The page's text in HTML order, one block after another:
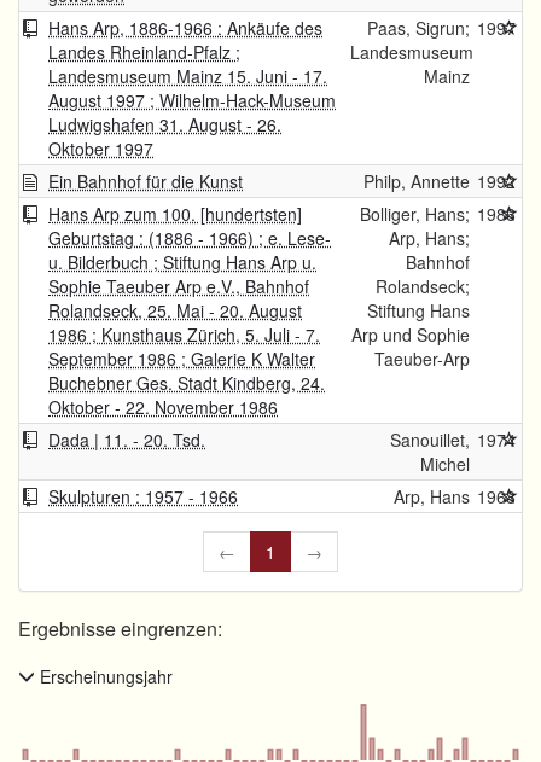
Hans Arp, 1886-1966 : Ankäufe des
Landes Rheinland-Pfalz ;
Landesmuseum Mainz 15. Juni - 17.
August 1997 ; Wilhelm-Hack-Museum
Ludwigshafen 31. August - 26.
Oktober 1997
Paas, Sigrun;
Landesmuseum
Mainz
1997
Ein Bahnhof für die Kunst Philp, Annette 1992
Hans Arp zum 100. [hundertsten]
Geburtstag : (1886 - 1966) ; e. Lese-
u. Bilderbuch ; Stiftung Hans Arp u.
Sophie Taeuber Arp e.V., Bahnhof
Rolandseck, 25. Mai - 20. August
1986 ; Kunsthaus Zürich, 5. Juli - 7.
September 1986 ; Galerie K Walter
Buchebner Ges. Stadt Kindberg, 24.
Oktober - 22. November 1986
Bolliger, Hans;
Arp, Hans;
Bahnhof
Rolandseck;
Stiftung Hans
Arp und Sophie
Taeuber-Arp
1986
Dada | 11. - 20. Tsd.
Sanouillet,
Michel
1974
Skulpturen : 1957 - 1966 Arp, Hans 1968
← 1 →
Ergebnisse eingrenzen:
Erscheinungsjahr